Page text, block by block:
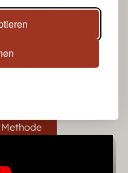
bietet Del Ferro
der ein
Ergebnissen.
Methode